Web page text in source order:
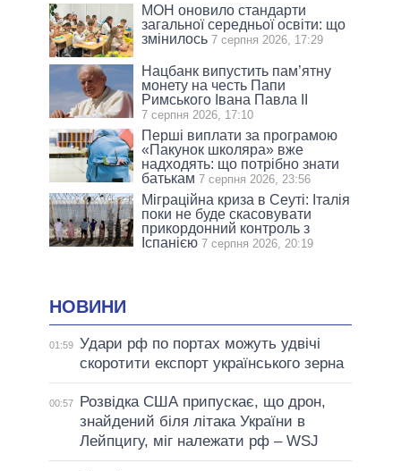
МОН оновило стандарти
загальної середньої освіти: що
змінилось 7 серпня 2026, 17:29
Нацбанк випустить пам’ятну
монету на честь Папи
Римського Івана Павла II
7 серпня 2026, 17:10
Перші виплати за програмою
«Пакунок школяра» вже
надходять: що потрібно знати
батькам 7 серпня 2026, 23:56
Міграційна криза в Сеуті: Італія
поки не буде скасовувати
прикордонний контроль з
Іспанією 7 серпня 2026, 20:19
НОВИНИ
01:59 Удари рф по портах можуть удвічі
скоротити експорт українського зерна
00:57
Розвідка США припускає, що дрон,
знайдений біля літака України в
Лейпцигу, міг належати рф – WSJ